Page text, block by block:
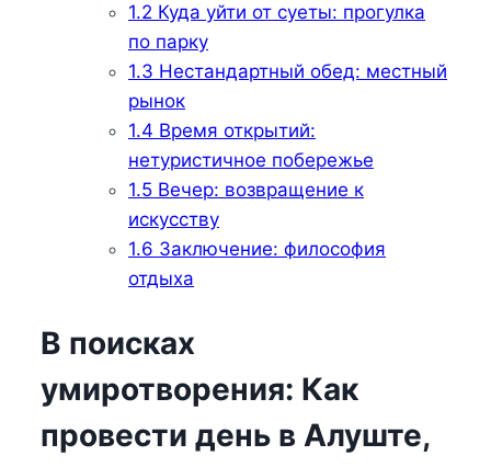
1.2 Куда уйти от суеты: прогулка
по парку
1.3 Нестандартный обед: местный
рынок
1.4 Время открытий:
нетуристичное побережье
1.5 Вечер: возвращение к
искусству
1.6 Заключение: философия
отдыха
В поисках
умиротворения: Как
провести день в Алуште,